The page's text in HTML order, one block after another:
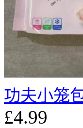
功夫小笼
£4.99